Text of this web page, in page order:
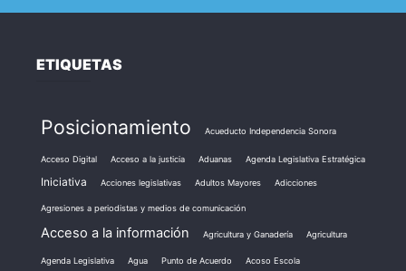
ETIQUETAS
Posicionamiento Acueducto Independencia Sonora
Acceso Digital Acceso a la justicia Aduanas Agenda Legislativa Estratégica
Iniciativa Acciones legislativas Adultos Mayores Adicciones
Agresiones a periodistas y medios de comunicación
Acceso a la información Agricultura y Ganadería Agricultura
Agenda Legislativa Agua Punto de Acuerdo Acoso Escola